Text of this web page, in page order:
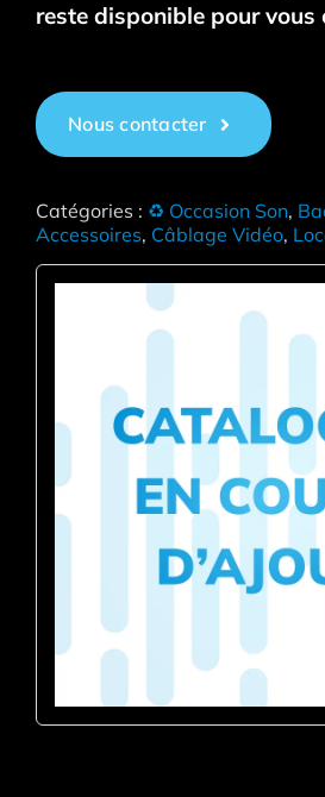
reste disponible pour vous
Nous contacter
Catégories : ♻ Occasion Son,
Accessoires, Câblage Vidéo,